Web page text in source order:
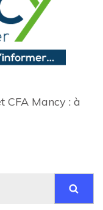
CFA Mancy : à
Rechercher :